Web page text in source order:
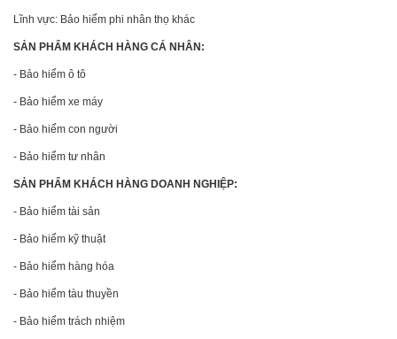
Lĩnh vực: Bảo hiểm phi nhân thọ khác
SẢN PHẨM KHÁCH HÀNG CÁ NHÂN:
- Bảo hiểm ô tô
- Bảo hiểm xe máy
- Bảo hiểm con người
- Bảo hiểm tư nhân
SẢN PHẨM KHÁCH HÀNG DOANH NGHIỆP:
- Bảo hiểm tài sản
- Bảo hiểm kỹ thuật
- Bảo hiểm hàng hóa
- Bảo hiểm tàu thuyền
- Bảo hiểm trách nhiệm